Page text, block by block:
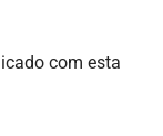
com esta